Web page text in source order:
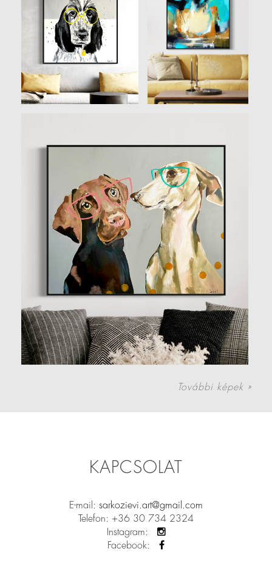
További képek »
KAPCSOLAT
E-mail: sarkozievi.art@gmail.com
Telefon: +36 30 734 2324
Instagram:
Facebook: